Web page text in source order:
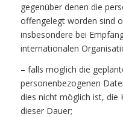
gegenüber denen die
offengelegt worden sind
insbesondere bei
internationalen
– falls möglich die
personenbezogenen
dies nicht möglich ist, die
dieser Dauer;